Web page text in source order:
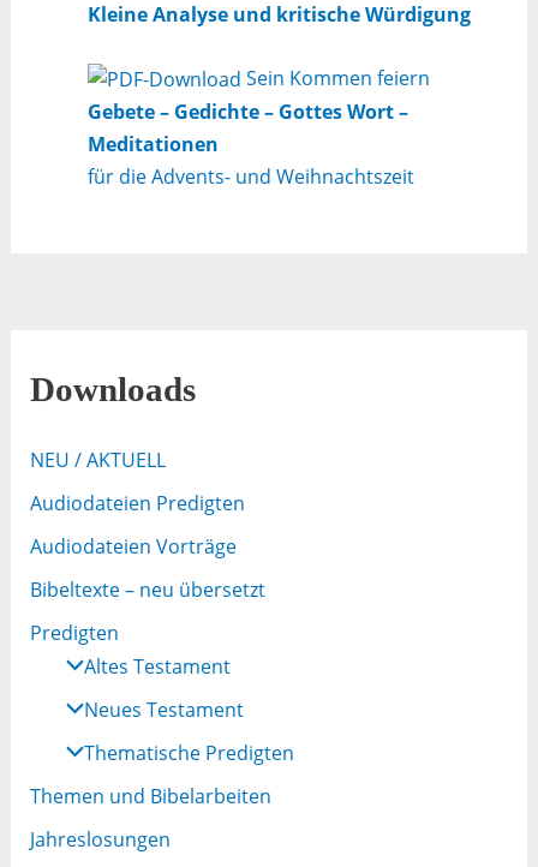
Kleine Analyse und kritische Würdigung
Sein Kommen feiern
Gebete – Gedichte – Gottes Wort –
Meditationen
für die Advents- und Weihnachtszeit
Downloads
NEU / AKTUELL
Audiodateien Predigten
Audiodateien Vorträge
Bibeltexte – neu übersetzt
Predigten
Altes Testament
Neues Testament
Thematische Predigten
Themen und Bibelarbeiten
Jahreslosungen